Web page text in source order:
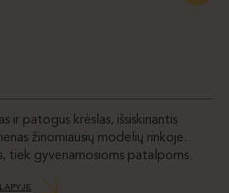
ir patogus krėslas, išsiskiriantis
žinomiausių modelių rinkoje.
tiek gyvenamosioms patalpoms.